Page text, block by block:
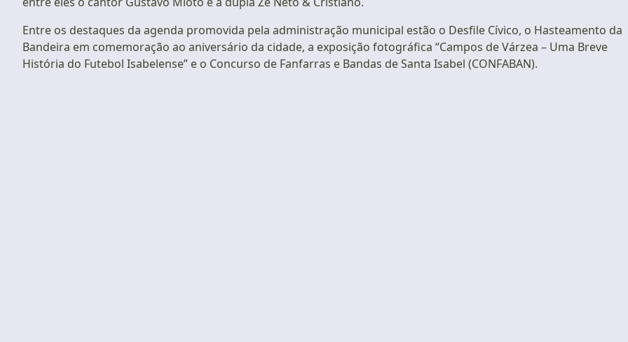
Entre os destaques da agenda promovida pela administração municipal estão o Desfile Cívico, o Hasteamento da
Bandeira em comemoração ao aniversário da cidade, a exposição fotográfica “Campos de Várzea – Uma Breve
História do Futebol Isabelense” e o Concurso de Fanfarras e Bandas de Santa Isabel (CONFABAN).